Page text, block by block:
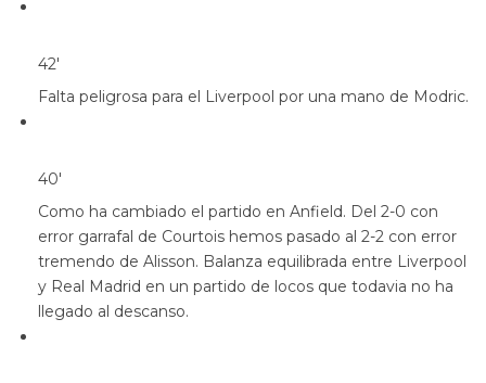
42′
Falta peligrosa para el Liverpool por una mano de Modric.
40′
Como ha cambiado el partido en Anfield. Del 2-0 con
error garrafal de Courtois hemos pasado al 2-2 con error
tremendo de Alisson. Balanza equilibrada entre Liverpool
y Real Madrid en un partido de locos que todavia no ha
llegado al descanso.